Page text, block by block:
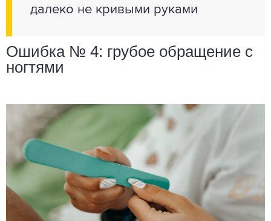
далеко не кривыми руками
Ошибка № 4: грубое обращение с
ногтями